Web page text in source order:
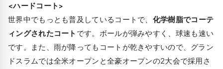
<ハードコート>
世界中でもっとも普及しているコートで、 化学樹脂でコーテ
ィングされたコート です。ボールが弾みやすく、球速も速い
です。また、雨が降ってもコートが乾きやすいので、グラン
ドスラムでは全米オープンと全豪オープンの2大会で採用さ